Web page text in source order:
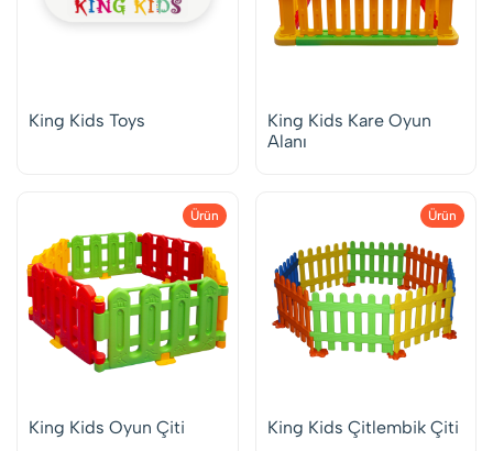
King Kids Toys
King Kids Kare Oyun
Alanı
Ürün
King Kids Oyun Çiti
Ürün
King Kids Çitlembik Çiti